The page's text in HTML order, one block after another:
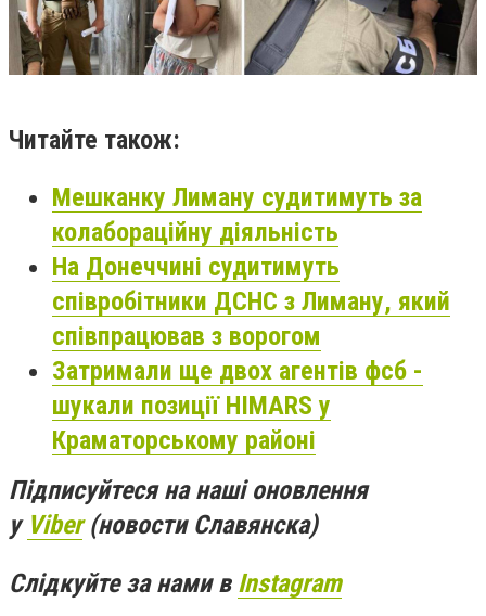
Читайте також:
Мешканку Лиману судитимуть за
колабораційну діяльність
На Донеччині судитимуть
співробітники ДСНС з Лиману, який
співпрацював з ворогом
Затримали ще двох агентів фсб -
шукали позиції HIMARS у
Краматорському районі
Підписуйтеся на наші оновлення
у Viber(новости Славянска)
Слідкуйте за нами в Instagram